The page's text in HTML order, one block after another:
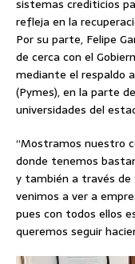
sistemas crediticios
refleja en la
Por su parte, Felipe
de cerca con el
mediante el respaldo
(Pymes), en la parte
universidades del
“Mostramos nuestro
donde tenemos
y también a través de
venimos a ver a
pues con todos ellos
queremos seguir